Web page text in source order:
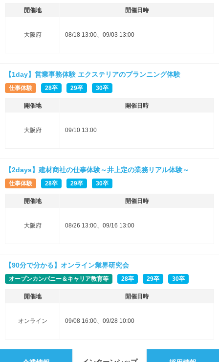
開催地 開催日時
大阪府 08/18 13:00、09/03 13:00
【1day】営業事務体験 エクステリアのプランニング体験
仕事体験 28卒 29卒 30卒
開催地 開催日時
大阪府 09/10 13:00
【2days】建材商社の仕事体験～井上定の業務リアル体験～
仕事体験 28卒 29卒 30卒
開催地 開催日時
大阪府 08/26 13:00、09/16 13:00
【90分で分かる】オンライン業界研究会
オープンカンパニー＆キャリア教育等 28卒 29卒 30卒
開催地 開催日時
オンライン 09/08 16:00、09/28 10:00